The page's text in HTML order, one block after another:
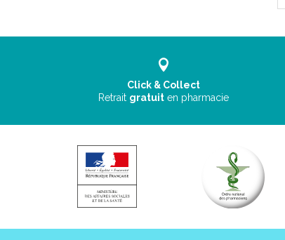
Click & Collect
Retrait gratuit en pharmacie